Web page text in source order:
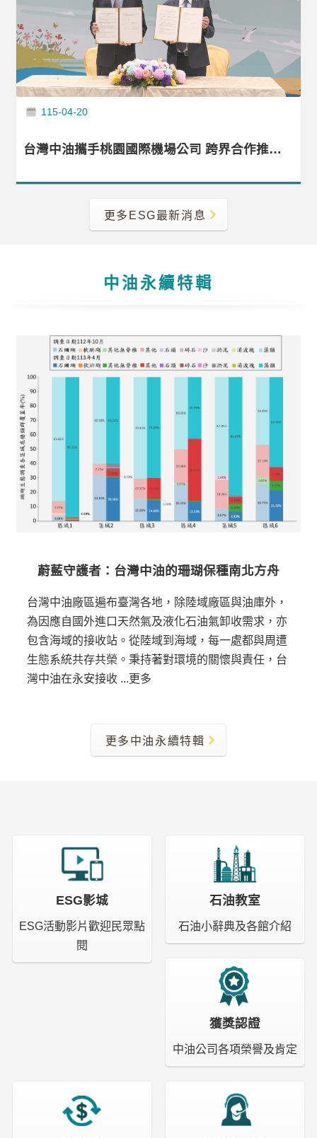
隱
權
聲
台灣中油攜手桃園國際機場公司 跨界合作推動生態永續
115-04-20
更多ESG最新消息
中油永續特輯
蔚藍守護者：台灣中油的珊瑚保種南北方舟
台灣中油廠區遍布臺灣各地，除陸域廠區與油庫外，
為因應自國外進口天然氣及液化石油氣卸收需求，亦
包含海域的接收站。從陸域到海域，每一處都與周遭
生態系統共存共榮。秉持著對環境的關懷與責任，台
灣中油在永安接收 ...更多
更多中油永續特輯
ESG影城
ESG活動影片歡迎民眾點
閱
石油教室
石油小辭典及各館介紹
獲獎認證
中油公司各項榮譽及肯定